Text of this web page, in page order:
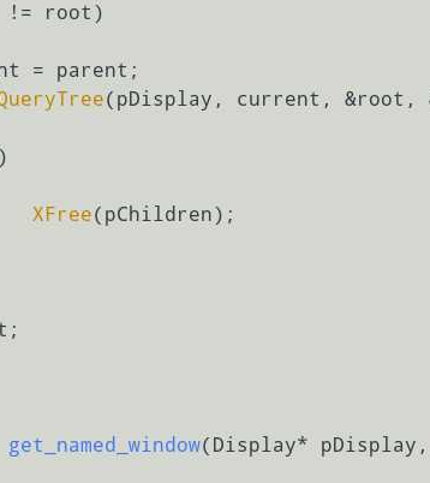
!= root)
(pDisplay, current, &root,
XFree(pChildren);
get_named_window(Display*